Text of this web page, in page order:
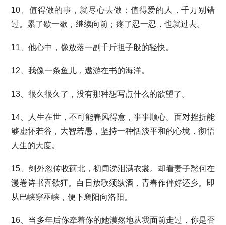
10、值得做的事，就尽心去做；值得爱的人，千万别错
过。累了歇一歇，继续向前；疼了忍一忍，也就过去。
11、他心中，像放落一副千斤担子般的轻快。
12、我像一条鱼儿，遨游在书的海洋。
13、很久很久了，没有那种想写点什么的欲望了。
14、人生在世，不可能春风得意，事事顺心。面对挫折能
够虚怀若谷，大智若愚，坚持一种恬淡平和的心境，彻悟
人生的大度。
15、剑外忽传收蓟北，初闻涕泪满衣裳。却看妻子愁何在
漫卷诗书喜欲狂。白日放歌须纵酒，青春作伴好还乡。即
从巴峡穿巫峡，便下襄阳向洛阳。
16、当多年后你牵着你的她漠然地从我面前走过，你是否